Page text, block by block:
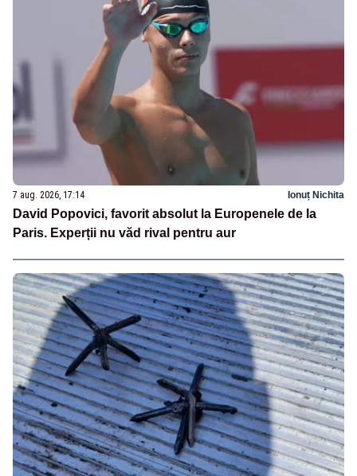
7 aug. 2026, 17:14 Ionuț Nichita
David Popovici, favorit absolut la Europenele de la
Paris. Experții nu văd rival pentru aur